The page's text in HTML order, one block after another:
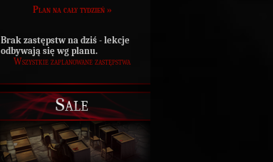
Plan na cały tydzień »
Brak zastępstw na dziś - lekcje
odbywają się wg planu.
Wszystkie zaplanowane zastępstwa
Sale